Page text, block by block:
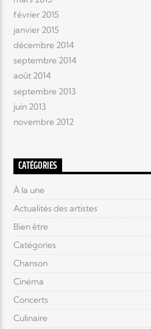
février 2015
janvier 2015
décembre 2014
septembre 2014
août 2014
septembre 2013
juin 2013
novembre 2012
CATÉGORIES
À la une
Actualités des artistes
Bien être
Catégories
Chanson
Cinéma
Concerts
Culinaire